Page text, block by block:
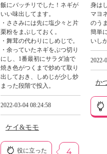
飯にバッチリでした！ネギが
いい味出してます。
・ささみには先に塩少々と片
栗粉をまぶしておく。
・舞茸の代わりにしめじで。
・余っていたネギをぶつ切り
にし、1番最初にサラダ油で
焼き色がつくまで炒めて取り
出しておき、しめじが少し炒
まった段階で投入。
2022-03-04 08:24:58
ケイ&モモ
役に立った 4
身は
マヨ
のう
簡単
いし
2022-
か